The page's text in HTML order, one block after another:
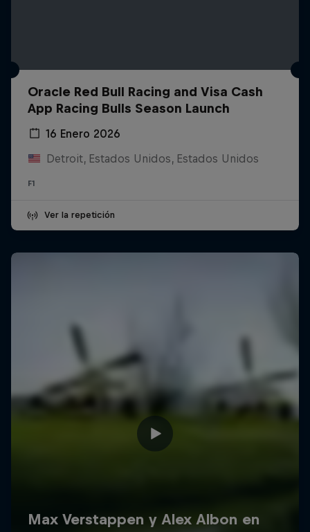
Oracle Red Bull Racing and Visa Cash
App Racing Bulls Season Launch
16 Enero 2026
Detroit, Estados Unidos, Estados Unidos
F1
Ver la repetición